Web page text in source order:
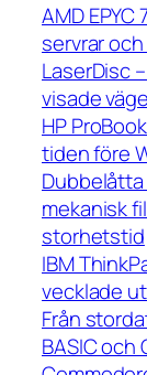
AMD
servrar
LaserDisc
visade
HP
tiden före
mekanisk
storhetstid
IBM
vecklade
Från
BASIC och